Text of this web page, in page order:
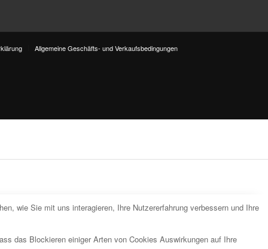
Allgemeine Geschäfts- und Verkaufsbedingungen
wie Sie mit uns interagieren, Ihre Nutzererfahrung verbessern und Ihre
das Blockieren einiger Arten von Cookies Auswirkungen auf Ihre